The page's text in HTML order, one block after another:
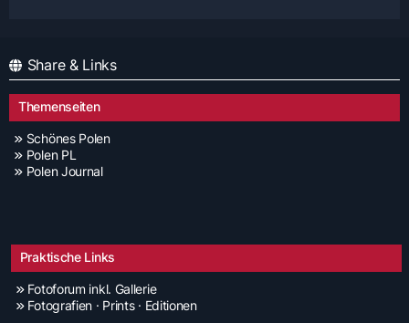
Share & Links
Themenseiten
Schönes Polen
Polen PL
Polen Journal
Praktische Links
Fotoforum inkl. Gallerie
Fotografien · Prints · Editionen